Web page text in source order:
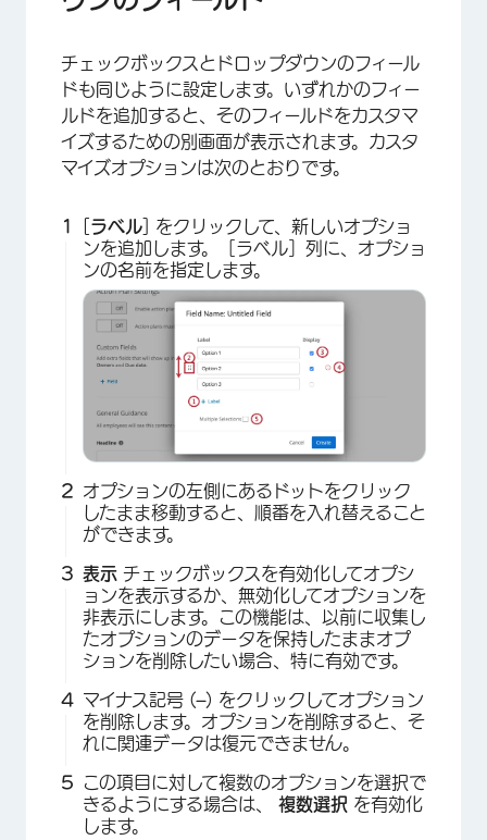
×
チェックボックスとドロップダウンのフィール
ドも同じように設定します。いずれかのフィー
ルドを追加すると、そのフィールドをカスタマ
イズするための別画面が表示されます。カスタ
マイズオプションは次のとおりです。
ラベル ] をクリックして、新しいオプショ
ンを追加します。［ラベル］列に、オプショ
ンの名前を指定します。
オプションの左側にあるドットをクリック
したまま移動すると、順番を入れ替えること
ができます。
表示 チェックボックスを有効化してオプシ
ョンを表示するか、無効化してオプションを
非表示にします。この機能は、以前に収集し
たオプションのデータを保持したままオプ
ションを削除したい場合、特に有効です。
マイナス記号 (–) をクリックしてオプション
を削除します。オプションを削除すると、そ
れに関連データは復元できません。
この項目に対して複数のオプションを選択で
きるようにする場合は、 複数選択 を有効化
します。